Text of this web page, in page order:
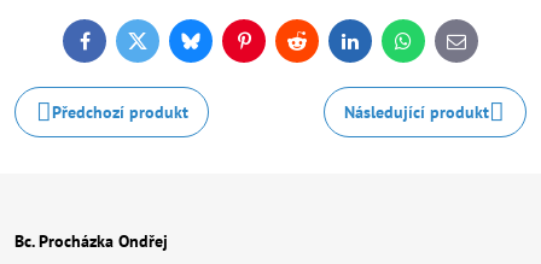
FacebookTwitterBlueskyPinterestReddit LinkedInWhatsApp
E-
mail
Předchozí produkt Následující produkt
Bc. Procházka Ondřej